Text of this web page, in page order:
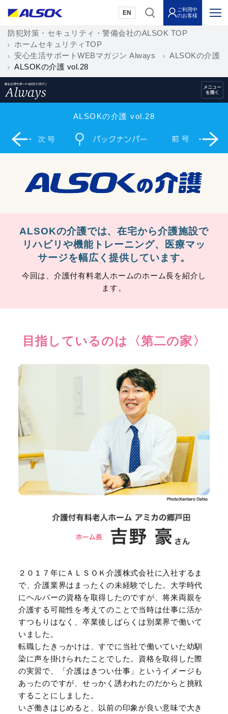
EN
ご利用中
のお客様
防犯対策・セキュリティ・警備会社のALSOK TOP
ホームセキュリティTOP
安心生活サポートWEBマガジン Always
ALSOKの介護
ALSOKの介護 vol.28
ALSOKの介護 vol.28
ALSOKの介護では、在宅から介護施設で
リハビリや機能トレーニング、
医療マッ
サージを幅広く提供しています。
今回は、介護付有料老人ホームのホーム長を紹介し
ます。
目指しているのは〈第二の家〉
２０１７年にＡＬＳＯＫ介護株式会社に入社するま
で、介護業界はまったくの未経験でした。大学時代
にヘルパーの資格を取得したのですが、将来両親を
介護する可能性を考えてのことで当時は仕事に活か
すつもりはなく、卒業後しばらくは別業界で働いて
いました。
転職したきっかけは、すでに当社で働いていた幼馴
染に声を掛けられたことでした。資格を取得した際
の実習で、「介護はきつい仕事」というイメージも
あったのですが、せっかく誘われたのだからと挑戦
することにしました。
いざ働きはじめると、以前の印象が良い意味で大き